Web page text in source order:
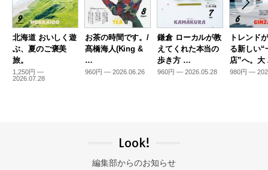
北海道 おいしく遊
ぶ、夏のご褒美
旅。
1,250円 —
2026.07.28
お茶の時間です。/
髙橋海人(King &
…
960円 — 2026.06.26
鎌倉 ローカルが教
えてくれた本当の
歩き方 …
960円 — 2026.05.28
トレンド
る新しい“
店”へ。
980円 —
Look!
編集部からのお知らせ